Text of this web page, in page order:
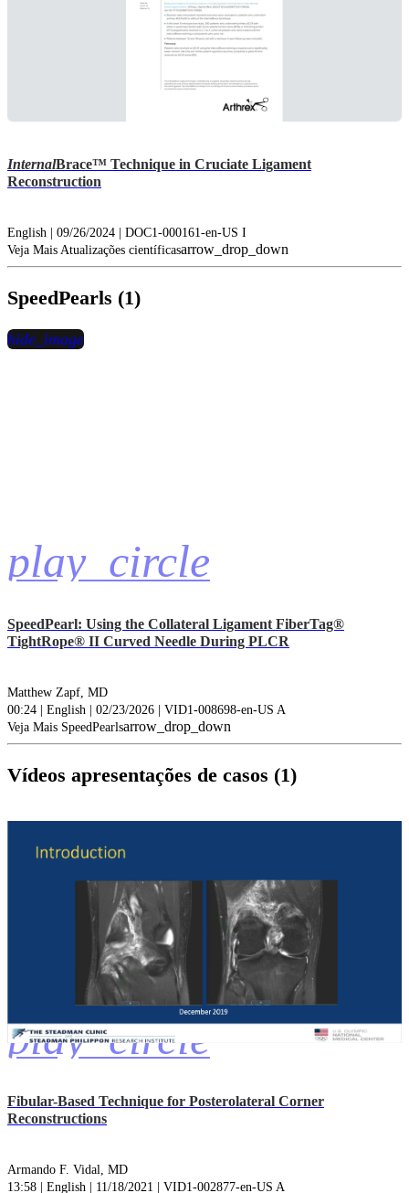
InternalBrace™ Technique in Cruciate Ligament
Reconstruction
English | 09/26/2024 | DOC1-000161-en-US I
Veja Mais Atualizações científicasarrow_drop_down
SpeedPearls (1)
play_circle
hide_image
SpeedPearl: Using the Collateral Ligament FiberTag®
TightRope® II Curved Needle During PLCR
Matthew Zapf, MD
00:24 | English | 02/23/2026 | VID1-008698-en-US A
Veja Mais SpeedPearlsarrow_drop_down
Vídeos apresentações de casos (1)
play_circle
Fibular-Based Technique for Posterolateral Corner
Reconstructions
Armando F. Vidal, MD
13:58 | English | 11/18/2021 | VID1-002877-en-US A